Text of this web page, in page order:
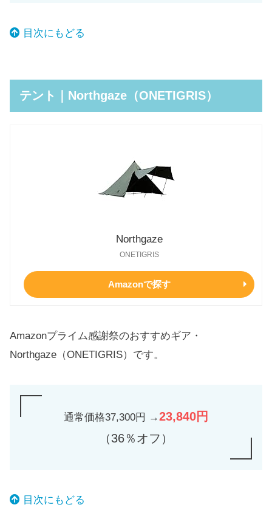
目次にもどる
テント｜Northgaze（ONETIGRIS）
Northgaze
ONETIGRIS
Amazonで探す
Amazonプライム感謝祭のおすすめギア・
Northgaze（ONETIGRIS）です。
通常価格37,300円 →23,840円
（36％オフ）
目次にもどる